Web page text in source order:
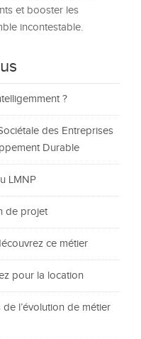
et booster les
incontestable.
?
des Entreprises
Durable
LMNP
de projet
ce métier
pour la location
l’évolution de métier